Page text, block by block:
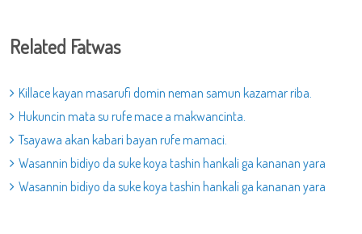
Related Fatwas
Killace kayan masarufi domin neman samun kazamar riba.
Hukuncin mata su rufe mace a makwancinta.
Tsayawa akan kabari bayan rufe mamaci.
Wasannin bidiyo da suke koya tashin hankali ga kananan yara
Wasannin bidiyo da suke koya tashin hankali ga kananan yara